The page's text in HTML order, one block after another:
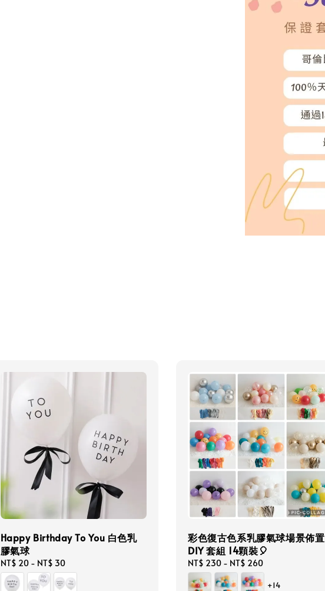
Happy Birthday To You 白色乳
膠氣球
Regular
price
NT$ 20- NT$ 30
彩色復古色系乳膠氣球場景佈置
DIY 套組 14顆裝🎈
Regular
price
NT$ 230 - NT$ 260
+14